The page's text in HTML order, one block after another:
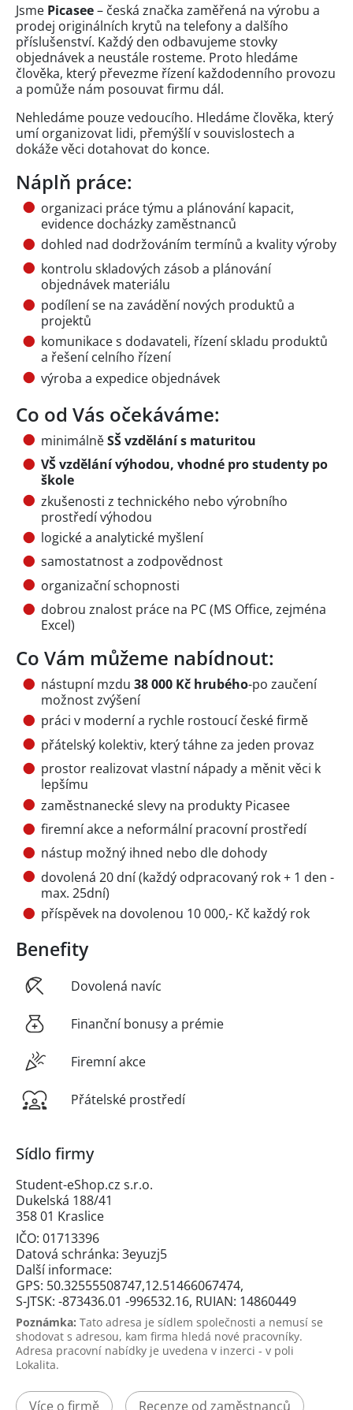
Jsme Picasee– česká značka zaměřená na výrobu a
prodej originálních krytů na telefony a dalšího
příslušenství. Každý den odbavujeme stovky
objednávek a neustále rosteme. Proto hledáme
člověka, který převezme řízení každodenního provozu
a pomůže nám posouvat firmu dál.
Nehledáme pouze vedoucího. Hledáme člověka, který
umí organizovat lidi, přemýšlí v souvislostech a
dokáže věci dotahovat do konce.
Náplň práce:
organizaci práce týmu a plánování kapacit,
evidence docházky zaměstnanců
dohled nad dodržováním termínů a kvality výroby
kontrolu skladových zásob a plánování
objednávek materiálu
podílení se na zavádění nových produktů a
projektů
komunikace s dodavateli, řízení skladu produktů
a řešení celního řízení
výroba a expedice objednávek
Co od Vás očekáváme:
minimálněSŠ vzdělání s maturitou
VŠ vzdělání výhodou, vhodné pro studenty po
škole
zkušenosti z technického nebo výrobního
prostředí výhodou
logické a analytické myšlení
samostatnost a zodpovědnost
organizační schopnosti
dobrou znalost práce na PC (MS Office, zejména
Excel)
Co Vám můžeme nabídnout:
nástupní mzdu 38 000 Kč hrubého-po zaučení
možnost zvýšení
práci v moderní a rychle rostoucí české firmě
přátelský kolektiv, který táhne za jeden provaz
prostor realizovat vlastní nápady a měnit věci k
lepšímu
zaměstnanecké slevy na produkty Picasee
firemní akce a neformální pracovní prostředí
nástup možný ihned nebo dle dohody
dovolená 20 dní (každý odpracovaný rok + 1 den -
max. 25dní)
příspěvek na dovolenou 10 000,- Kč každý rok
Benefity
Dovolená navíc
Finanční bonusy a prémie
Firemní akce
Přátelské prostředí
Sídlo firmy
Student-eShop.cz s.r.o.
Dukelská 188/41
358 01 Kraslice
IČO: 01713396
Datová schránka: 3eyuzj5
Další informace:
GPS: 50.32555508747,12.51466067474,
S-JTSK: -873436.01 -996532.16, RUIAN: 14860449
Poznámka: Tato adresa je sídlem společnosti a nemusí se
shodovat s adresou, kam firma hledá nové pracovníky.
Adresa pracovní nabídky je uvedena v inzerci - v poli
Lokalita.
Více o firmě Recenze od zaměstnanců